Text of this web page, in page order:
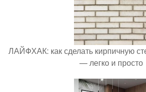
ЛАЙФХАК: как сделать кирпичную
— легко и просто